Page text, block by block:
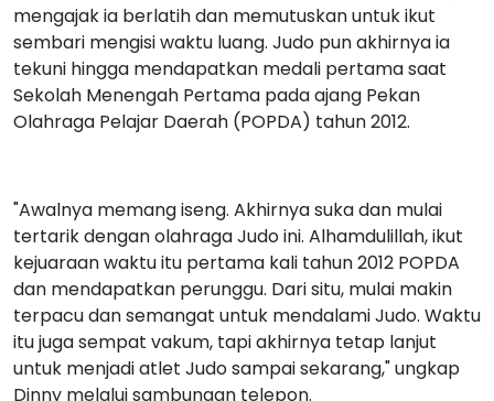
mengajak ia berlatih dan memutuskan untuk ikut
sembari mengisi waktu luang. Judo pun akhirnya ia
tekuni hingga mendapatkan medali pertama saat
Sekolah Menengah Pertama pada ajang Pekan
Olahraga Pelajar Daerah (POPDA) tahun 2012.
"Awalnya memang iseng. Akhirnya suka dan mulai
tertarik dengan olahraga Judo ini. Alhamdulillah, ikut
kejuaraan waktu itu pertama kali tahun 2012 POPDA
dan mendapatkan perunggu. Dari situ, mulai makin
terpacu dan semangat untuk mendalami Judo. Waktu
itu juga sempat vakum, tapi akhirnya tetap lanjut
untuk menjadi atlet Judo sampai sekarang," ungkap
Dinny melalui sambungan telepon.